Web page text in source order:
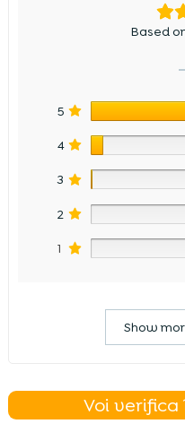
Based
5
4
3
2
1
Show
Voi